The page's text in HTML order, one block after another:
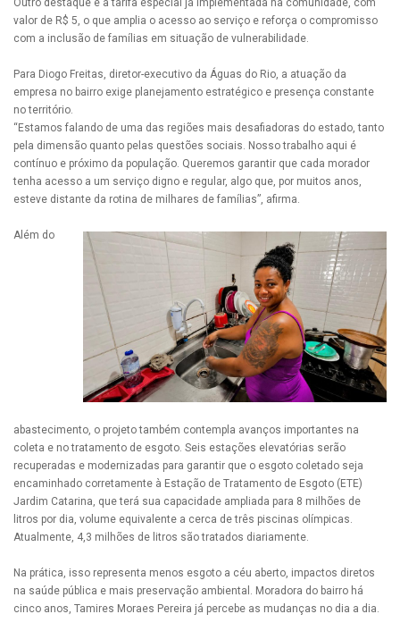
valor de R$ 5, o que amplia o acesso ao serviço e reforça o compromisso
com a inclusão de famílias em situação de vulnerabilidade.
Para Diogo Freitas, diretor-executivo da Águas do Rio, a atuação da
empresa no bairro exige planejamento estratégico e presença constante
no território.
“Estamos falando de uma das regiões mais desafiadoras do estado, tanto
pela dimensão quanto pelas questões sociais. Nosso trabalho aqui é
contínuo e próximo da população. Queremos garantir que cada morador
tenha acesso a um serviço digno e regular, algo que, por muitos anos,
esteve distante da rotina de milhares de famílias”, afirma.
Além do
abastecimento, o projeto também contempla avanços importantes na
coleta e no tratamento de esgoto. Seis estações elevatórias serão
recuperadas e modernizadas para garantir que o esgoto coletado seja
encaminhado corretamente à Estação de Tratamento de Esgoto (ETE)
Jardim Catarina, que terá sua capacidade ampliada para 8 milhões de
litros por dia, volume equivalente a cerca de três piscinas olímpicas.
Atualmente, 4,3 milhões de litros são tratados diariamente.
Na prática, isso representa menos esgoto a céu aberto, impactos diretos
na saúde pública e mais preservação ambiental. Moradora do bairro há
cinco anos, Tamires Moraes Pereira já percebe as mudanças no dia a dia.